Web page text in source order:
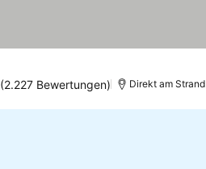
(2.227 Bewertungen) Direkt am Strand